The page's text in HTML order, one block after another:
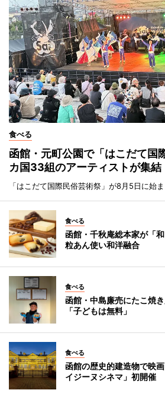
食べる
函館・元町公園で「はこだて
カ国33組のアーティストが集結
「はこだて国際民俗芸術祭」が8月5日に始ま
食べる
函館・千秋庵総本家が「
粒あん使い和洋融合
食べる
函館・中島廉売にたこ焼
「子どもは無料」
食べる
函館の歴史的建造物で映
イジーヌシネマ」初開催